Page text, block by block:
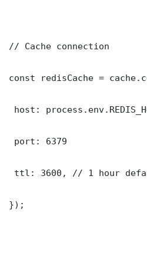
// Cache connection
const redisCache =
host:
port: 6379
ttl: 3600, // 1 hour
});